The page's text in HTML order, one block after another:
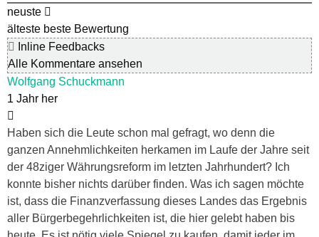
neuste
älteste beste Bewertung
Inline Feedbacks
Alle Kommentare ansehen
Wolfgang Schuckmann
1 Jahr her
Haben sich die Leute schon mal gefragt, wo denn die
ganzen Annehmlichkeiten herkamen im Laufe der Jahre seit
der 48ziger Währungsreform im letzten Jahrhundert? Ich
konnte bisher nichts darüber finden. Was ich sagen möchte
ist, dass die Finanzverfassung dieses Landes das Ergebnis
aller Bürgerbegehrlichkeiten ist, die hier gelebt haben bis